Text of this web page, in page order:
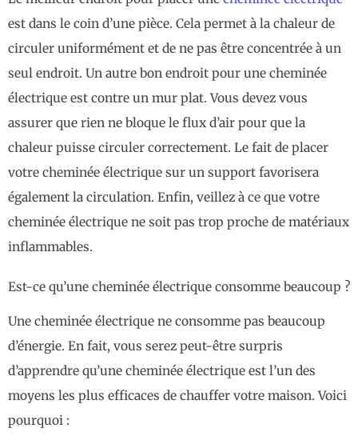
est dans le coin d’une pièce. Cela permet à la chaleur de
circuler uniformément et de ne pas être concentrée à un
seul endroit. Un autre bon endroit pour une cheminée
électrique est contre un mur plat. Vous devez vous
assurer que rien ne bloque le flux d’air pour que la
chaleur puisse circuler correctement. Le fait de placer
votre cheminée électrique sur un support favorisera
également la circulation. Enfin, veillez à ce que votre
cheminée électrique ne soit pas trop proche de matériaux
inflammables.
Est-ce qu’une cheminée électrique consomme beaucoup ?
Une cheminée électrique ne consomme pas beaucoup
d’énergie. En fait, vous serez peut-être surpris
d’apprendre qu’une cheminée électrique est l’un des
moyens les plus efficaces de chauffer votre maison. Voici
pourquoi :